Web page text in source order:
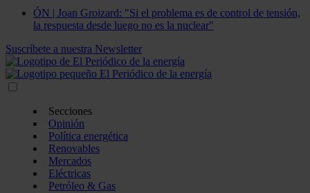
ÓN | Joan Groizard: "Si el problema es de control de tensión,
la respuesta desde luego no es la nuclear"
Suscríbete a nuestra Newsletter
Secciones
Opinión
Política energética
Renovables
Mercados
Eléctricas
Petróleo & Gas